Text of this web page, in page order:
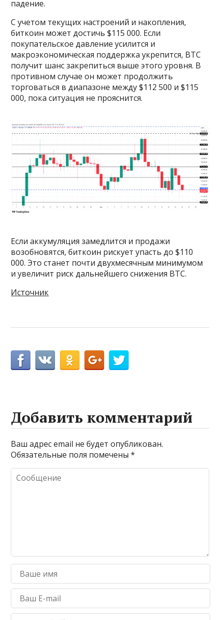
падение.
С учетом текущих настроений и накопления,
биткоин может достичь $115 000. Если
покупательское давление усилится и
макроэкономическая поддержка укрепится, BTC
получит шанс закрепиться выше этого уровня. В
противном случае он может продолжить
торговаться в диапазоне между $112 500 и $115
000, пока ситуация не прояснится.
Если аккумуляция замедлится и продажи
возобновятся, биткоин рискует упасть до $110
000. Это станет почти двухмесячным минимумом
и увеличит риск дальнейшего снижения BTC.
Источник
Добавить комментарий
Ваш адрес email не будет опубликован.
Обязательные поля помечены*